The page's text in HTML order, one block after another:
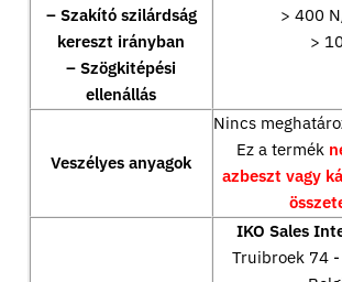
– Szakító szilárdság
kereszt irányban
– Szögkitépési
ellenállás
> 400
>
Veszélyes anyagok
Nincs
Ez a termék
azbeszt vagy
IKO Sales
Truibroek 74